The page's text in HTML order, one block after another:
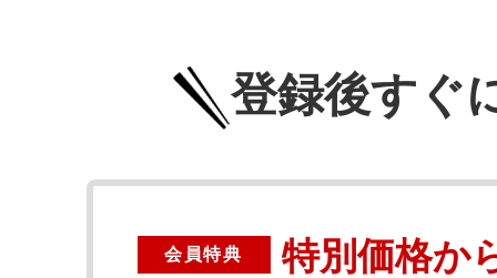
登録後すぐ
会員特典 特別価格か